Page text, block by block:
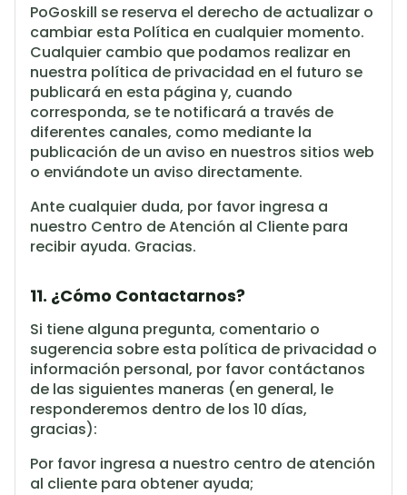
PoGoskill se reserva el derecho de actualizar o
cambiar esta Política en cualquier momento.
Cualquier cambio que podamos realizar en
nuestra política de privacidad en el futuro se
publicará en esta página y, cuando
corresponda, se te notificará a través de
diferentes canales, como mediante la
publicación de un aviso en nuestros sitios web
o enviándote un aviso directamente.
Ante cualquier duda, por favor ingresa a
nuestro Centro de Atención al Cliente para
recibir ayuda. Gracias.
11. ¿Cómo Contactarnos?
Si tiene alguna pregunta, comentario o
sugerencia sobre esta política de privacidad o
información personal, por favor contáctanos
de las siguientes maneras (en general, le
responderemos dentro de los 10 días,
gracias):
Por favor ingresa a nuestro centro de atención
al cliente para obtener ayuda;